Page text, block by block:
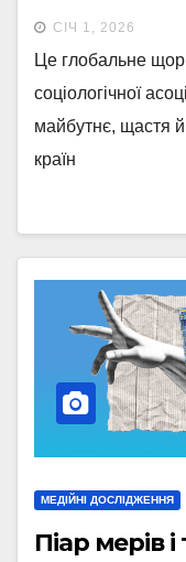
Gallup
СІЧ 1, 2026
Це глобальне
соціологічної
майбутнє, щастя й
країн
МЕДІЙНІ ДОСЛІДЖЕННЯ
Піар мерів